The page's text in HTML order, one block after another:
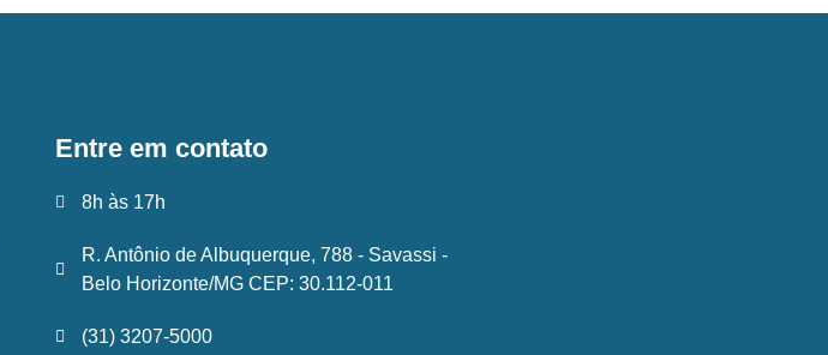
Entre em contato
8h às 17h
R. Antônio de Albuquerque, 788 - Savassi -
Belo Horizonte/MG CEP: 30.112-011
(31) 3207-5000